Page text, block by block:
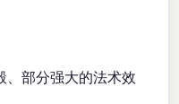
、部分强大的法术效